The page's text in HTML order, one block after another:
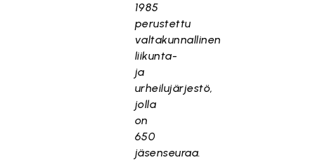
1985
perustettu
valtakunnallinen
liikunta-
ja
urheilujärjestö,
jolla
on
650
jäsenseuraa.